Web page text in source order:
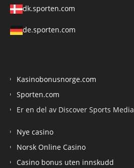
dk.sporten.com
de.sporten.com
Kasinobonusnorge.com
Sporten.com
Er en del av Discover Sports Media
Nye casino
Norsk Online Casino
Casino bonus uten innskudd